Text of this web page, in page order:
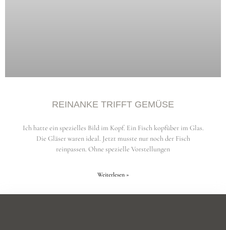
REINANKE TRIFFT GEMÜSE
Ich hatte ein spezielles Bild im Kopf. Ein Fisch kopfüber im Glas.
Die Gläser waren ideal. Jetzt musste nur noch der Fisch
reinpassen. Ohne spezielle Vorstellungen
Weiterlesen »